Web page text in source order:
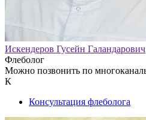
Искендеров Гусейн Галандарович
Флеболог
Можно позвонить по
К
Консультация флеболога